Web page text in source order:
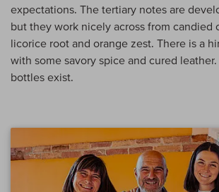
expectations. The tertiary notes are
but they work nicely across from candied
licorice root and orange zest. There is a
with some savory spice and cured
bottles exist.